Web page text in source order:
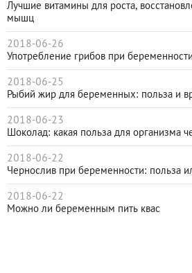
Лучшие витамины для роста,
мышц
2018-06-26
Употребление грибов при беременности
2018-06-25
Рыбий жир для беременных: польза и
2018-06-23
Шоколад: какая польза для организма
2018-06-22
Чернослив при беременности: польза
2018-06-22
Можно ли беременным пить квас